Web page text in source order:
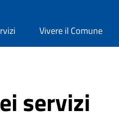
Vivere il Comune
servizi